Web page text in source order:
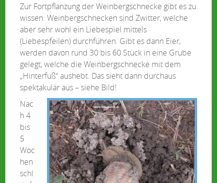
Zur Fortpflanzung der Weinbergschnecke gibt es zu
wissen: Weinbergschnecken sind Zwitter, welche
aber sehr wohl ein Liebespiel mittels
(Liebespfeilen) durchführen. Gibt es dann Eier,
werden davon rund 30 bis 60 Stück in eine Grube
gelegt, welche die Weinbergschnecke mit dem
„Hinterfuß“ aushebt. Das sieht dann durchaus
spektakulär aus – siehe Bild!
Nac
h 4
bis
5
Woc
hen
schl